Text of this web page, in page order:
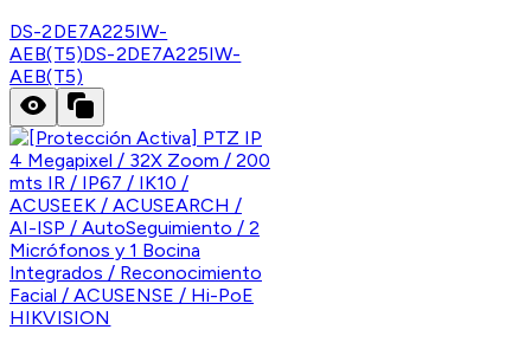
DS-2DE7A225IW-
AEB(T5)DS-2DE7A225IW-
AEB(T5)
HIKVISION